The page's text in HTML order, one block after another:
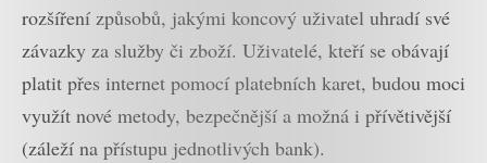
rozšíření způsobů, jakými koncový uživatel uhradí své
závazky za služby či zboží. Uživatelé, kteří se obávají
platit přes internet pomocí platebních karet, budou moci
využít nové metody, bezpečnější a možná i přívětivější
(záleží na přístupu jednotlivých bank).